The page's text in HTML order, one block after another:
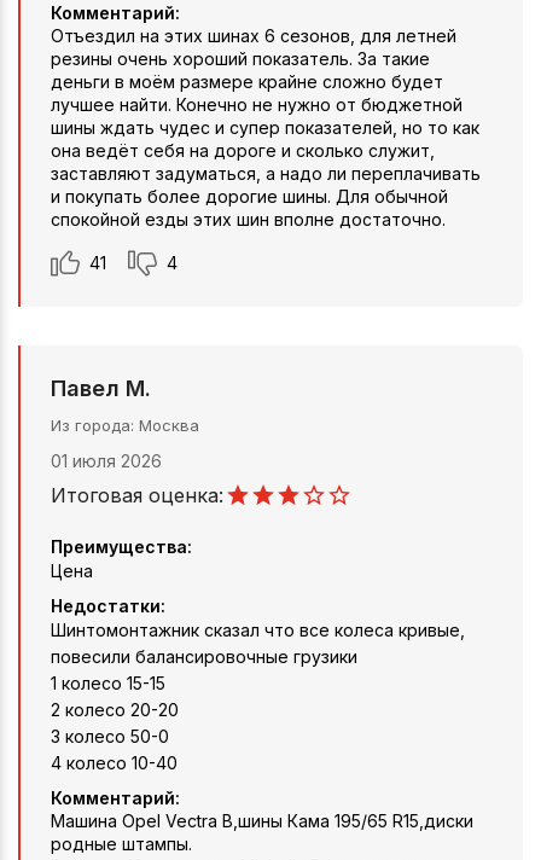
Комментарий:
Отъездил на этих шинах 6 сезонов, для летней
резины очень хороший показатель. За такие
деньги в моём размере крайне сложно будет
лучшее найти. Конечно не нужно от бюджетной
шины ждать чудес и супер показателей, но то как
она ведёт себя на дороге и сколько служит,
заставляют задуматься, а надо ли переплачивать
и покупать более дорогие шины. Для обычной
спокойной езды этих шин вполне достаточно.
41 4
Павел М.
Из города Москва
01 июля 2026
Итоговая оценка:
Преимущества:
Цена
Недостатки:
Шинтомонтажник сказал что все колеса кривые,
повесили балансировочные грузики
1 колесо 15-15
2 колесо 20-20
3 колесо 50-0
4 колесо 10-40
Комментарий:
Машина Opel Vectra B,шины Кама 195/65 R15,диски
родные штампы.